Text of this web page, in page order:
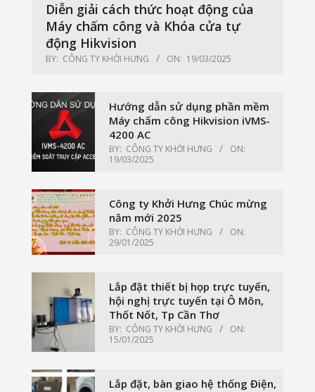
Diễn giải cách thức hoạt động của
Máy chấm công và Khóa cửa tự
động Hikvision
BY: CÔNG TY KHỞI HƯNG ON: 19/03/2025
Hướng dẫn sử dụng phần mềm
Máy chấm công Hikvision iVMS-
4200 AC
BY: CÔNG TY KHỞI HƯNG
ON:
19/03/2025
Công ty Khởi Hưng Chúc mừng
năm mới 2025
BY: CÔNG TY KHỞI HƯNG
ON:
29/01/2025
Lắp đặt thiết bị họp trực tuyến,
hội nghị trực tuyến tại Ô Môn,
Thốt Nốt, Tp Cần Thơ
BY: CÔNG TY KHỞI HƯNG
ON:
15/01/2025
Lắp đặt, bàn giao hệ thống Điện,